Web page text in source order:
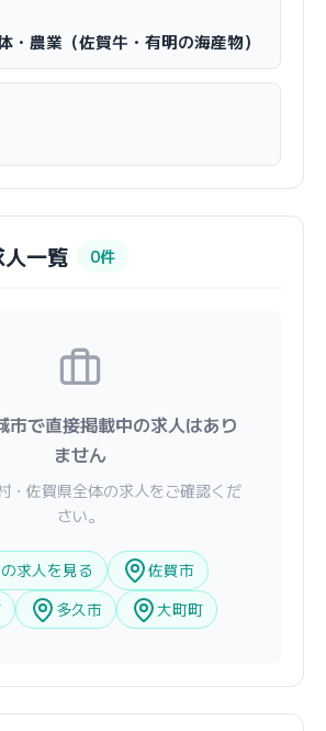
・農業（佐賀牛・有明の海産物）
一覧 0件
市で直接掲載中の求人はあり
ません
・佐賀県全体の求人をご確認くだ
さい。
求人を見る
佐賀市
多久市 大町町